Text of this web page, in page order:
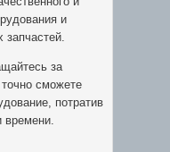
и
запчастей.
за
сможете
потратив
времени.